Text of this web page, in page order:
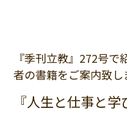
『季刊立教』272号
者の書籍をご案内致し
『人生と仕事と